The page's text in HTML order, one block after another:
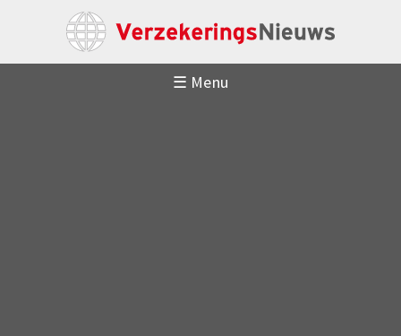
☰ Menu